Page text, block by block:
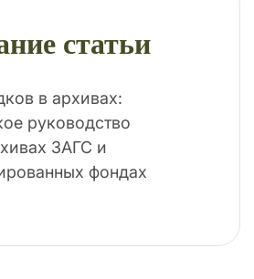
статьи
в архивах:
руководство
ЗАГС и
фондах